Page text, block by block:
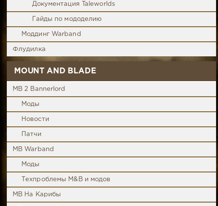
Документация Taleworlds
Гайды по мододелию
Моддинг Warband
Флудилка
MOUNT AND BLADE
MB 2 Bannerlord
Моды
Новости
Патчи
MB Warband
Моды
Техпроблемы M&B и модов
MB На Карибы